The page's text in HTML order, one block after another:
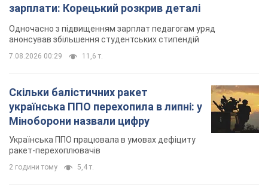
зарплати: Корецький розкрив деталі
Одночасно з підвищенням зарплат педагогам уряд
анонсував збільшення студентських стипендій
7.08.2026 00:29 11,6 т.
Скільки балістичних ракет
українська ППО перехопила в липні: у
Міноборони назвали цифру
Українська ППО працювала в умовах дефіциту
ракет-перехоплювачів
2 години тому 5,4 т.